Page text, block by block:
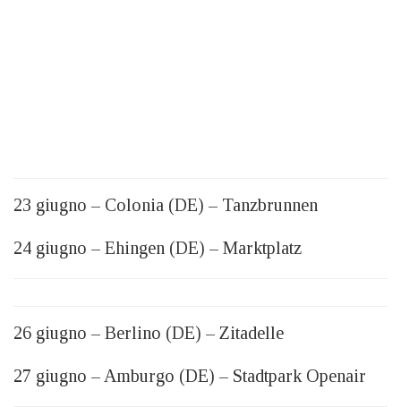
23 giugno – Colonia (DE) – Tanzbrunnen
24 giugno – Ehingen (DE) – Marktplatz
26 giugno – Berlino (DE) – Zitadelle
27 giugno – Amburgo (DE) – Stadtpark Openair